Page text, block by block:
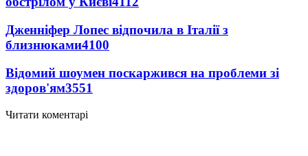
Дженніфер Лопес відпочила в Італії з
близнюками4100
Відомий шоумен поскаржився на проблеми зі
здоров'ям3551
Читати коментарі